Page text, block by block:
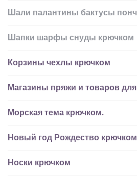
Шали палантины бактусы
Шапки шарфы снуды крючком
Корзины чехлы крючком
Магазины пряжи и товаров
Морская тема крючком.
Новый год Рождество крючком
Носки крючком